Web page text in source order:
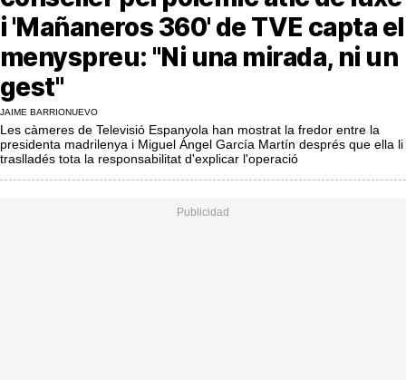
MésQueSuccessos
JudiciExprés
INVESTIGACIÓ
INTERNACIONAL
OPINIÓ
i 'Mañaneros 360' de TVE capta el
menyspreu: "Ni una mirada, ni un
gest"
JAIME BARRIONUEVO
Les càmeres de Televisió Espanyola han mostrat la fredor entre la
presidenta madrilenya i Miguel Ángel García Martín després que ella li
traslladés tota la responsabilitat d'explicar l'operació